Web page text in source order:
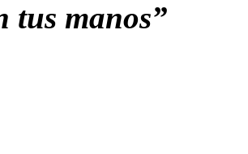
tus manos”